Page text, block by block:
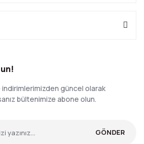
indirimlerimizden güncel olarak
bültenimize abone olun.
GÖNDER